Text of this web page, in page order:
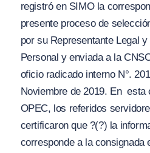
registró en SIMO la
presente proceso de
por su Representante Legal
Personal y enviada a la
oficio radicado interno N°.
Noviembre de 2019. En esta
OPEC, los referidos
certificaron que ?(?) la
corresponde a la consignada